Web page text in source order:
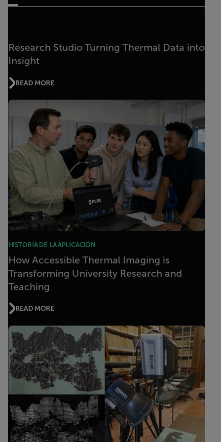
Research Studio Turning Thermal Data into
Insight
READ MORE
HISTORIA DE LA APLICACIÓN
How Accessible Thermal Imaging is
Transforming University Research and
Teaching
READ MORE